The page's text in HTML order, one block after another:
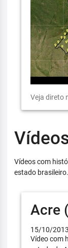
Veja direto
Vídeos com
estado brasileiro.
Acre
15/10/2013
Vídeo com